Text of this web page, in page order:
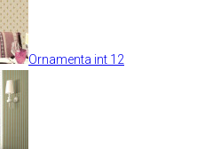
Ornamenta int 12